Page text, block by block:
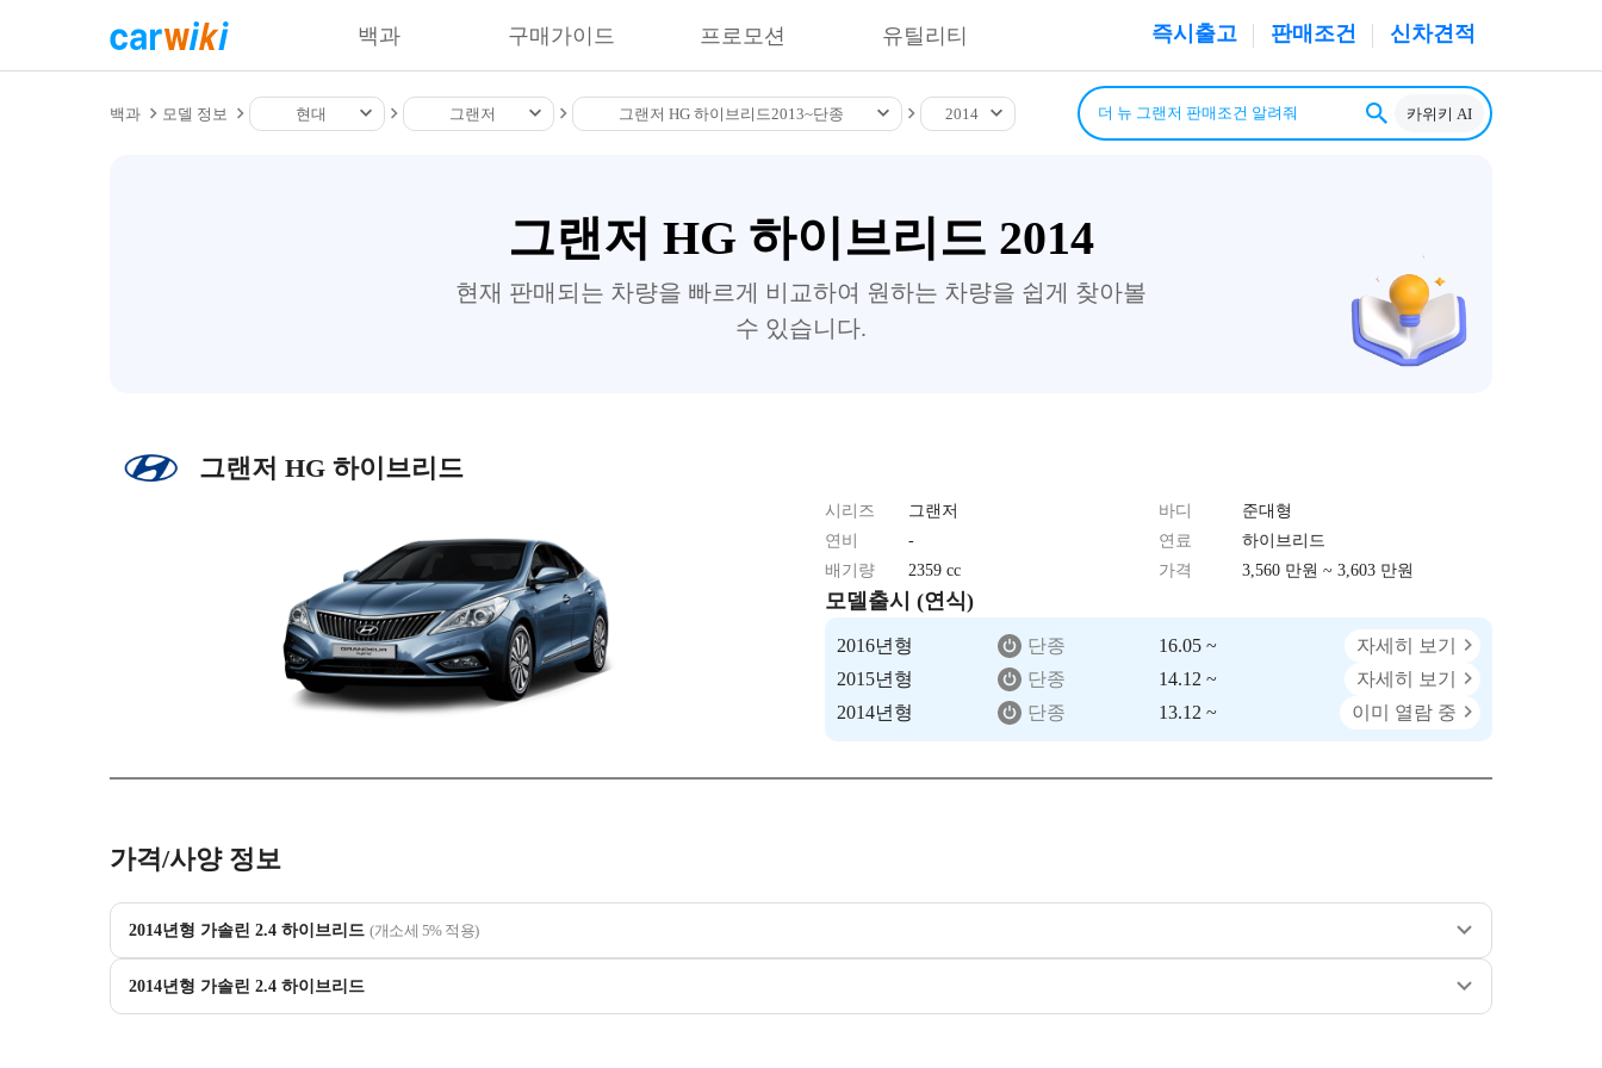
즉시출고 판매조건 신차견적
백과 구매가이드 프로모션 유틸리티
백과 모델 정보 현대 그랜저 그랜저 HG 하이브리드 2013~단종 2014 카위키 AI
그랜저 HG 하이브리드 2014
현재 판매되는 차량을 빠르게 비교하여 원하는 차량을 쉽게 찾아볼
수 있습니다.
그랜저 HG 하이브리드
시리즈 그랜저 바디
준대형
연비
- 연료
하이브리드
배기량
2359 cc 가격 3,560 만원 ~ 3,603 만원
모델출시 (연식)
2016년형 단종 16.05 ~
자세히 보기
2015년형
단종 14.12 ~
자세히 보기
2014년형
단종 13.12 ~ 이미 열람 중
가격/사양 정보
2014년형 가솔린 2.4 하이브리드 (개소세 5% 적용)
2014년형 가솔린 2.4 하이브리드